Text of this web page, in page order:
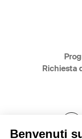
Richiesta